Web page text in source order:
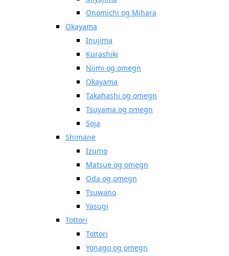
Onomichi og Mihara
Okayama
Inujima
Kurashiki
Niimi og omegn
Okayama
Takahashi og omegn
Tsuyama og omegn
Soja
Shimane
Izumo
Matsue og omegn
Oda og omegn
Tsuwano
Yasugi
Tottori
Tottori
Yonago og omegn